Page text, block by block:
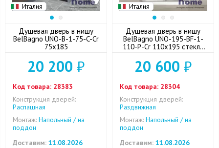
Италия
Душевая дверь в нишу
BelBagno UNO-B-1-75-C-Cr
75x185
20 200 ₽
Код товара: 28383
Конструкция дверей:
Распашная
Монтаж: Напольный / на
поддон
Доставим: 11.08.2026
Италия
Душевая дверь в нишу
BelBagno UNO-195-BF-1-
110-P-Cr 110x195 стекло
20 600 ₽
Код товара: 28304
Конструкция дверей:
Раздвижная
Монтаж: Напольный / на
поддон
Доставим: 11.08.2026